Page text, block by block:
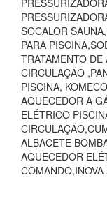
SOCALOR
PARA
TRATAMENTO DE
CIRCULAÇÃO
PISCINA,
AQUECEDOR A
ELÉTRICO
ALBACETE
AQUECEDOR